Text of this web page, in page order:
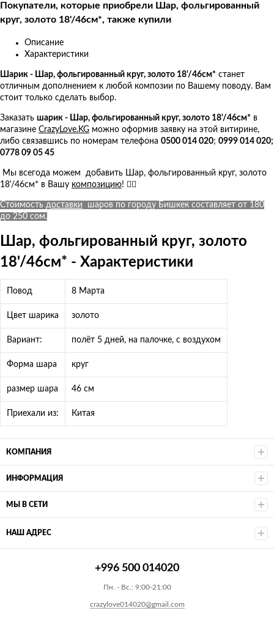
Покупатели, которые приобрели Шар, фольгированный
круг, золото 18'/46см*, также купили
Описание
Характеристики
Шарик - Шар, фольгированный круг, золото 18'/46см* станет
отличным дополнением к любой композии по Вашему поводу. Вам
стоит только сделать выбор.
Заказать шарик - Шар, фольгированный круг, золото 18'/46см* в
магазине CrazyLove.KG можно оформив заявку на этой витирине,
либо связавшись по номерам телефона 0500 014 020; 0999 014 020;
0778 09 05 45
Мы всегода можем добавить Шар, фольгированный круг, золото
18'/46см* в Вашу композицию! 👍🏻
Стоимость доставки шаров по городу Бишкек составляет от 180
до 250 сом.
Шар, фольгированный круг, золото
18'/46см* - Характеристики
Повод 8 Марта
Цвет шарика золото
Вариант: полёт 5 дней, на палочке, с воздухом
Форма шара круг
размер шара 46 см
Приехали из: Китая
КОМПАНИЯ
ИНФОРМАЦИЯ
МЫ В СЕТИ
НАШ АДРЕС
+996 500 014020
Пн. - Вс.: 9:00-21:00
crazylove014020@gmail.com